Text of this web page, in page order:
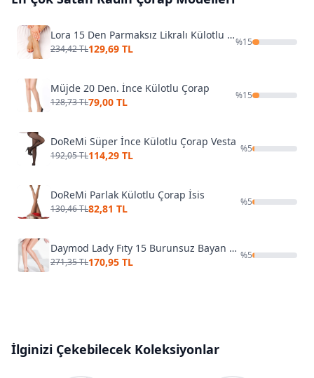
Lora 15 Den Parmaksız Likralı Külotlu Çorap
234,42 TL129,69 TL
%15
Müjde 20 Den. İnce Külotlu Çorap
128,73 TL79,00 TL
%15
DoReMi Süper İnce Külotlu Çorap Vesta
192,05 TL114,29 TL
%5
DoReMi Parlak Külotlu Çorap İsis
130,46 TL82,81 TL
%5
Daymod Lady Fıty 15 Burunsuz Bayan Külotlu Çorap D1111128
271,35 TL170,95 TL
%5
İlginizi Çekebilecek Koleksiyonlar